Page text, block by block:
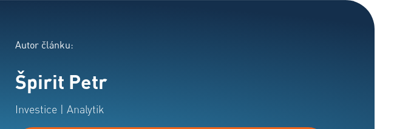
Autor článku:
Špirit Petr
Investice | Analytik